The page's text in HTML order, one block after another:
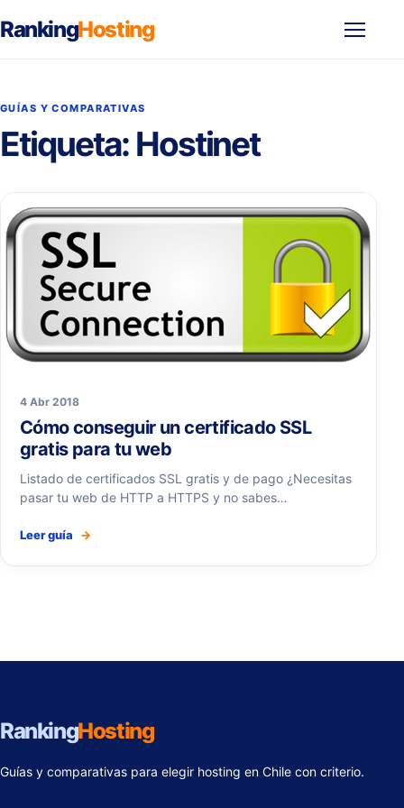
RankingHosting
GUÍAS Y COMPARATIVAS
Etiqueta: Hostinet
4 Abr 2018
Cómo conseguir un certificado SSL
gratis para tu web
Listado de certificados SSL gratis y de pago ¿Necesitas
pasar tu web de HTTP a HTTPS y no sabes…
Leer guía →
RankingHosting
Guías y comparativas para elegir hosting en Chile con criterio.